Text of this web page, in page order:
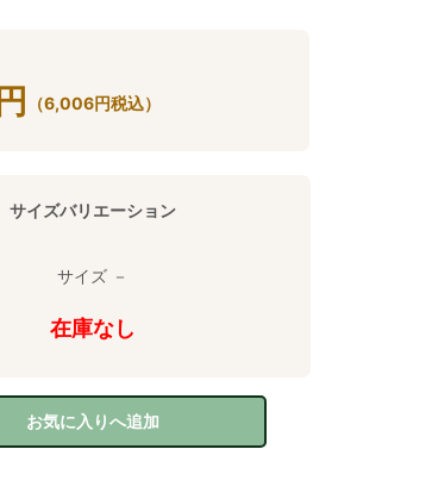
円 （6,006円税込）
サイズバリエーション
サイズ －
在庫なし
お気に入りへ追加